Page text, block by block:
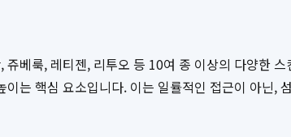
베룩, 레티젠, 리투오 등 10여 종 이상의 다양한
는 핵심 요소입니다. 이는 일률적인 접근이 아닌,